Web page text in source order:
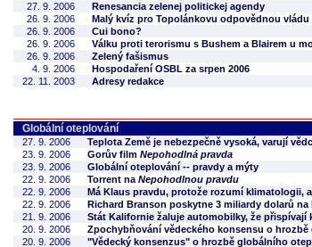
27. 9. 2006
Renesancia zelenej politickej agendy
26. 9. 2006
Malý kvíz pro Topolánkovu odpovědnou vládu
26. 9. 2006
Cui bono?
26. 9. 2006
Válku proti terorismu s Bushem a Blairem u
26. 9. 2006
Zelený fašismus
4. 9. 2006
Hospodaření OSBL za srpen 2006
22. 11. 2003
Adresy redakce
Globální oteplování
27. 9. 2006
Teplota Země je nebezpečně vysoká, varují
23. 9. 2006
Gorův film Nepohodlná pravda
23. 9. 2006
Globální oteplování -- pravdy a mýty
22. 9. 2006
Torrent na Nepohodlnou pravdu
22. 9. 2006
Má Klaus pravdu, protože rozumí klimatologii,
22. 9. 2006
Richard Branson poskytne 3 miliardy dolarů
21. 9. 2006
Stát Kalifornie žaluje automobilky, že přispívají
20. 9. 2006
Zpochybňování vědeckého konsensu o
20. 9. 2006
"Vědecký konsenzus" o hrozbě globálního